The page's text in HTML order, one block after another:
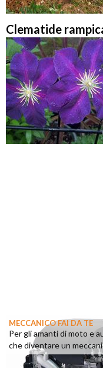
Clematide
MECCANICO FAI DA TE
Per gli amanti di moto e
che diventare un